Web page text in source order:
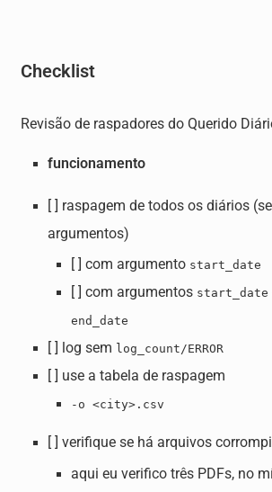
Checklist
Revisão de raspadores do Querido
funcionamento
[ ] raspagem de todos os diários
argumentos)
[ ] com argumento start_date
[ ] com argumentos start_date
end_date
[ ] log sem log_count/ERROR
[ ] use a tabela de raspagem
-o <city>.csv
[ ] verifique se há arquivos
aqui eu verifico três PDFs, no